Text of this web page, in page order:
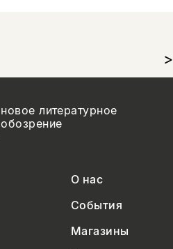
>
новое литературное
обозрение
О нас
События
Магазины